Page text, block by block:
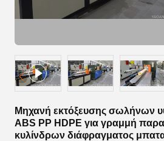
Μηχανή εκτόξευσης σωλήνων
ABS PP HDPE για γραμμή
κυλίνδρων διάφραγματος